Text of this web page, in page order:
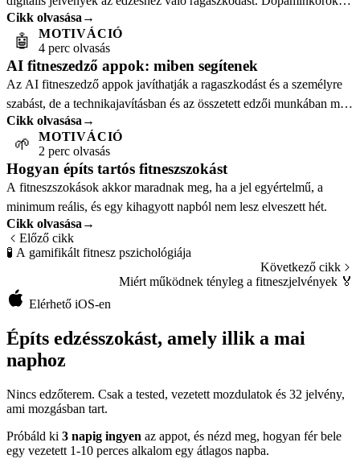
célgradiens-hatás és motiváció.
Cikk olvasása →
🤖
MOTIVÁCIÓ
4 perc olvasás
AI fitneszedző appok: miben segítenek
Az AI fitneszedző appok javíthatják a ragaszkodást és a személyre
szabást, de a technikajavításban és az összetett edzői munkában még
világos korlátaik vannak.
Cikk olvasása →
🌱
MOTIVÁCIÓ
2 perc olvasás
Hogyan építs tartós fitneszszokást
A fitneszszokások akkor maradnak meg, ha a jel egyértelmű, a
minimum reális, és egy kihagyott napból nem lesz elveszett hét.
Cikk olvasása →
Előző cikk
🧪 A gamifikált fitnesz pszichológiája
Következő cikk
Miért működnek tényleg a fitneszjelvények 🏅
Elérhető iOS-en
Építs edzésszokást, amely illik a mai
naphoz
Nincs edzőterem. Csak a tested, vezetett mozdulatok és 32 jelvény,
ami mozgásban tart.
Próbáld ki 3 napig ingyen az appot, és nézd meg, hogyan fér bele
egy vezetett 1-10 perces alkalom egy átlagos napba.